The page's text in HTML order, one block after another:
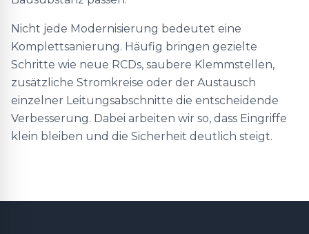
Nicht jede Modernisierung bedeutet eine
Komplettsanierung. Häufig bringen gezielte
Schritte wie neue RCDs, saubere Klemmstellen,
zusätzliche Stromkreise oder der Austausch
einzelner Leitungsabschnitte die entscheidende
Verbesserung. Dabei arbeiten wir so, dass Eingriffe
klein bleiben und die Sicherheit deutlich steigt.